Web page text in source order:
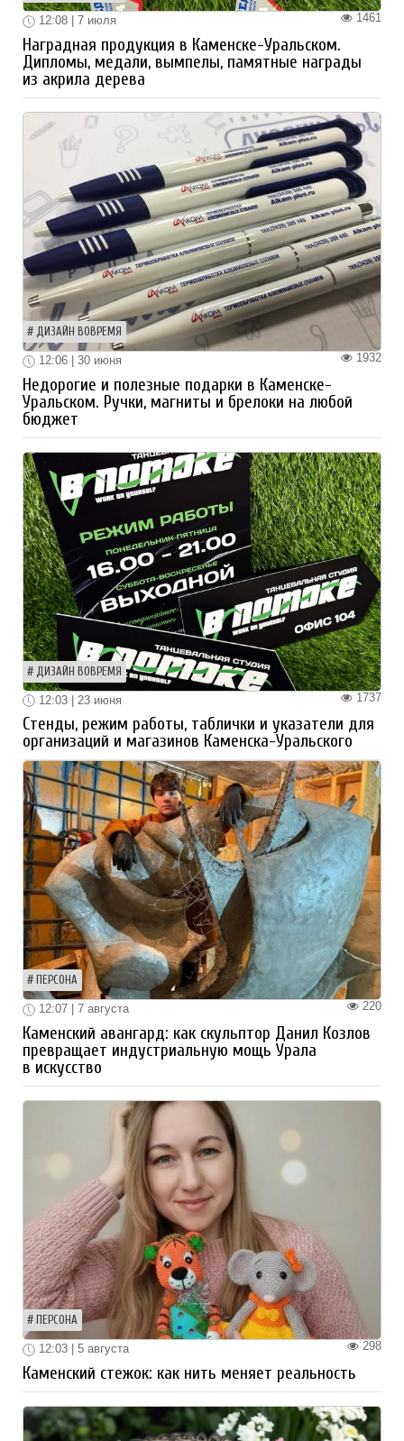
1461
12:08 | 7 июля
Наградная продукция в Каменске-Уральском.
Дипломы, медали, вымпелы, памятные награды
из акрила дерева
ДИЗАЙН ВОВРЕМЯ
1932
12:06 | 30 июня
Недорогие и полезные подарки в Каменске-
Уральском. Ручки, магниты и брелоки на любой
бюджет
ДИЗАЙН ВОВРЕМЯ
1737
12:03 | 23 июня
Стенды, режим работы, таблички и указатели для
организаций и магазинов Каменска-Уральского
ПЕРСОНА
220
12:07 | 7 августа
Каменский авангард: как скульптор Данил Козлов
превращает индустриальную мощь Урала
в искусство
ПЕРСОНА
298
12:03 | 5 августа
Каменский стежок: как нить меняет реальность